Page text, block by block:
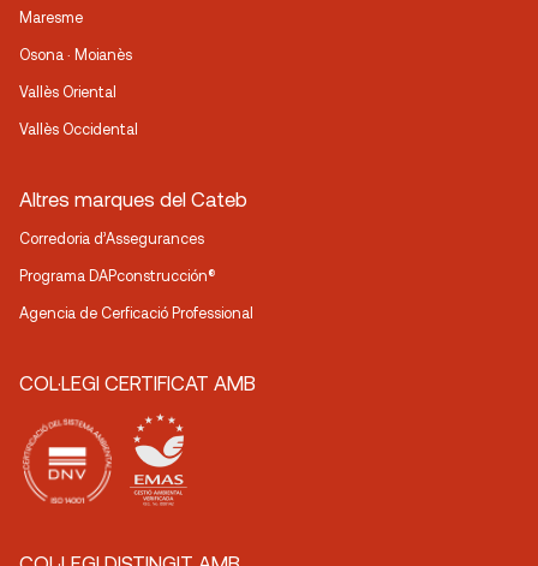
Maresme
Osona · Moianès
Vallès Oriental
Vallès Occidental
Altres marques del Cateb
Corredoria d’Assegurances
Programa DAPconstrucción®
Agencia de Cerficació Professional
COL·LEGI CERTIFICAT AMB